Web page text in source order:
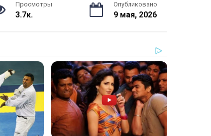
Просмотры
3.7к.
Опубликовано
9 мая, 2026